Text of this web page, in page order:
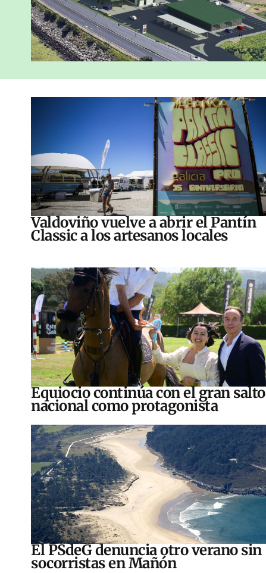
Valdoviño vuelve a abrir el Pantín
Classic a los artesanos locales
Equiocio continúa con el gran salto
nacional como protagonista
El PSdeG denuncia otro verano sin
socorristas en Mañón